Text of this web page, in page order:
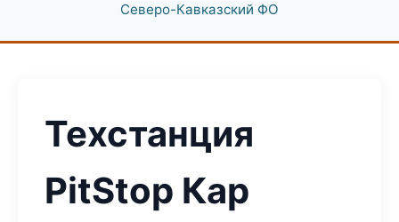
Северо-Кавказский ФО
Техстанция
PitStop Кар